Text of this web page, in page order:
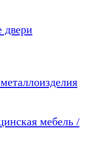
двери
мебель /